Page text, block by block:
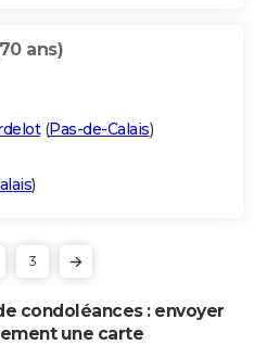
ans)
(Pas-de-Calais)
)
3
condoléances : envoyer
une carte